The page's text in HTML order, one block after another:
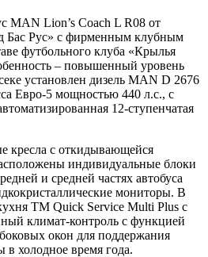
MAN Lion’s Coach L R08 от
Рус» с фирменным клубным
футбольного клуба «Крылья
– повышенный уровень
установлен дизель MAN D 2676
Евро-5 мощностью 440 л.с., с
12-ступенчатая
кресла с откидывающейся
индивидуальные блоки
и средней частях автобуса
мониторы. В
TM Quick Service Multi Plus с
климат-контроль с функцией
окон для поддержания
в холодное время года.